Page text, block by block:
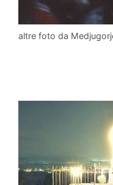
altre foto da